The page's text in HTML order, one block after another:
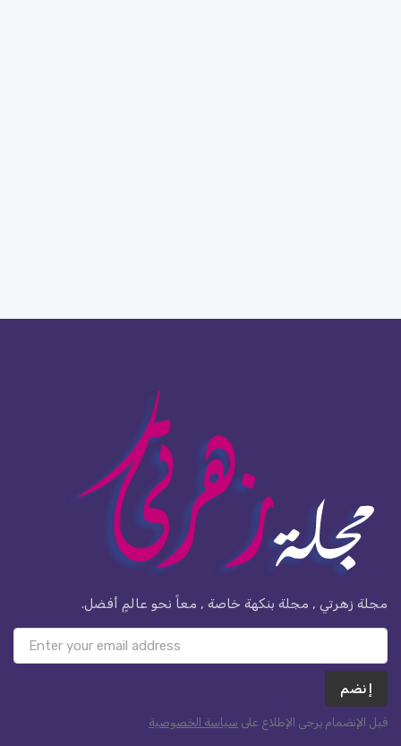
مجلة زهرتي , مجلة بنكهة خاصة , معاً نحو عالمٍ أفضل.
إنضم
قبل الإنضمام يرجى الإطلاع على سياسة الخصوصية